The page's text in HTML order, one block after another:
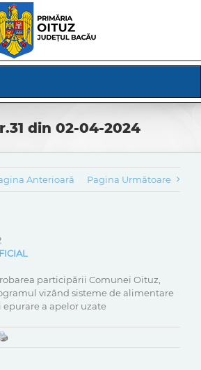
din 02-04-2024
Anterioară Pagina Următoare
participării Comunei Oituz,
vizând sisteme de alimentare
epurare a apelor uzate